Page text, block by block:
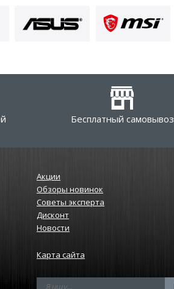
Бесплатный самовывоз
Акции
Обзоры новинок
Советы эксперта
Дисконт
Новости
Карта сайта